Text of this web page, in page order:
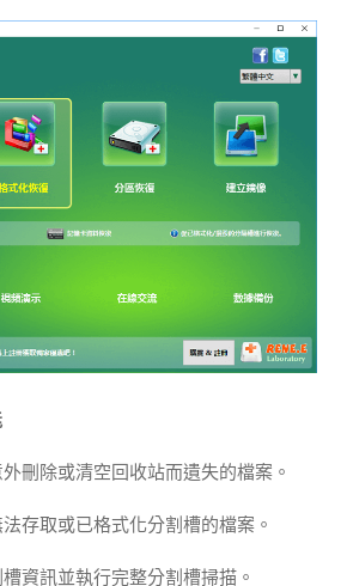
刪除或清空回收站而遺失的檔案。
存取或已格式化分割槽的檔案。
資訊並執行完整分割槽掃描。